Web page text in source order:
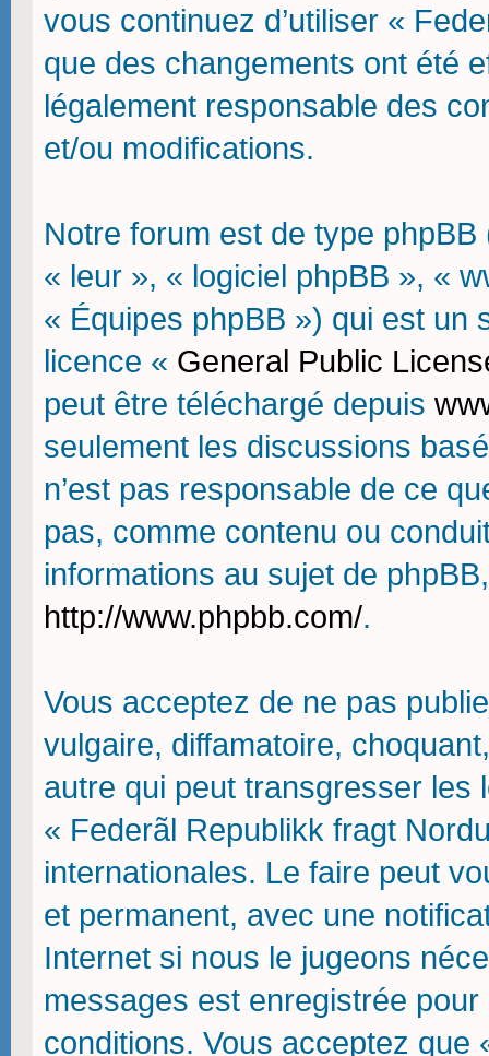
vous continuez d’utiliser «
que des changements ont été
légalement responsable des
et/ou modifications.
Notre forum est de type
« leur », « logiciel phpBB », «
« Équipes phpBB ») qui est un
licence « General Public
peut être téléchargé depuis
seulement les discussions
n’est pas responsable de ce
pas, comme contenu ou
informations au sujet de
http://www.phpbb.com/.
Vous acceptez de ne pas
vulgaire, diffamatoire,
autre qui peut transgresser les
« Federãl Republikk fragt
internationales. Le faire peut
et permanent, avec une
Internet si nous le jugeons
messages est enregistrée
conditions. Vous acceptez